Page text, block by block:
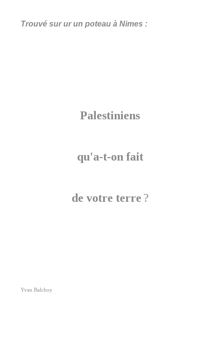
Trouvé sur ur un poteau à Nimes :
Palestiniens
qu'a-t-on fait
de votre terre ?
Yvan Balchoy